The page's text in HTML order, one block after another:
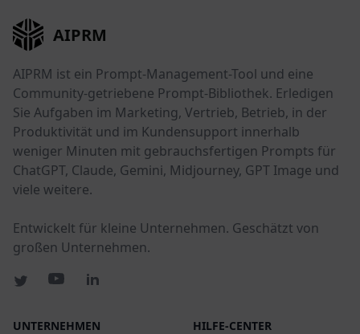
AIPRM
AIPRM ist ein Prompt-Management-Tool und eine
Community-getriebene Prompt-Bibliothek. Erledigen
Sie Aufgaben im Marketing, Vertrieb, Betrieb, in der
Produktivität und im Kundensupport innerhalb
weniger Minuten mit gebrauchsfertigen Prompts für
ChatGPT, Claude, Gemini, Midjourney, GPT Image und
viele weitere.
Entwickelt für kleine Unternehmen. Geschätzt von
großen Unternehmen.
UNTERNEHMEN HILFE-CENTER